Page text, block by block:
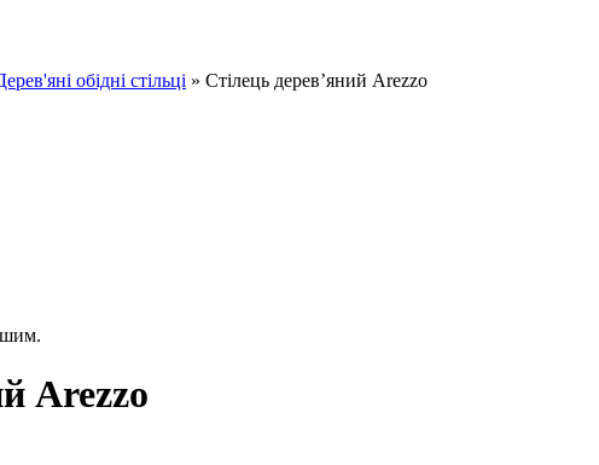
обідні стільці » Стілець дерев’яний Arezzo
Arezzo